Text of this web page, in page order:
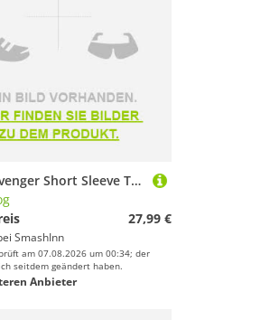
Oxdog Avenger Short Sleeve T-shirt Gelb S Mann
27,99 €
SmashInn
am 07.08.2026 um 00:34; der
seitdem geändert haben.
Anbieter